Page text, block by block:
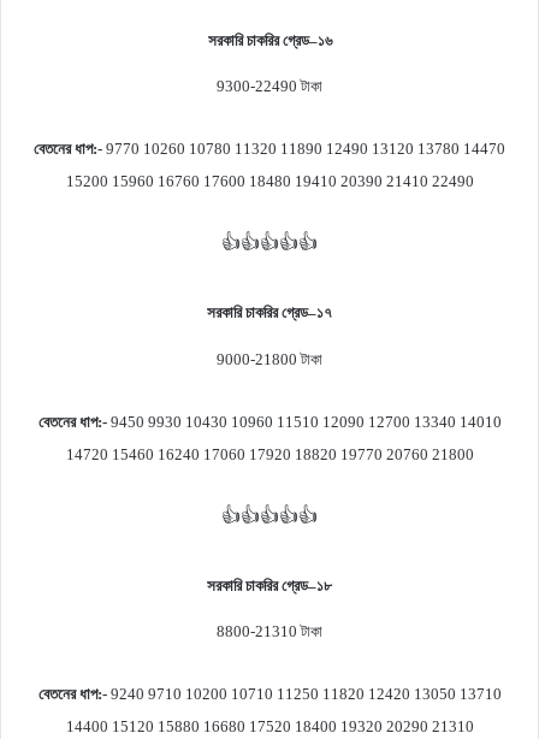
সরকারি চাকরির গ্রেড–১৬
9300-22490টাকা
বেতনের ধাপ:- 9770 10260 10780 11320 11890 12490 13120 13780 14470
15200 15960 16760 17600 18480 19410 20390 21410 22490
👍👍👍👍👍
সরকারি চাকরির গ্রেড–১৭
9000-21800টাকা
বেতনের ধাপ:-9450 9930 10430 10960 11510 12090 12700 13340 14010
14720 15460 16240 17060 17920 18820 19770 20760 21800
👍👍👍👍👍
সরকারি চাকরির গ্রেড–১৮
8800-21310টাকা
বেতনের ধাপ:-9240 9710 10200 10710 11250 11820 12420 13050 13710
14400 15120 15880 16680 17520 18400 19320 20290 21310